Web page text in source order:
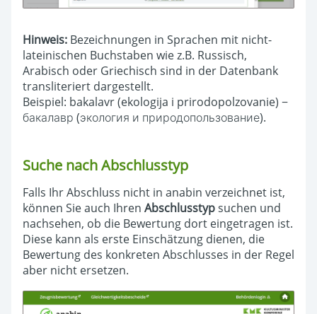
Hinweis: Bezeichnungen in Sprachen mit nicht-
lateinischen Buchstaben wie z.B. Russisch,
Arabisch oder Griechisch sind in der Datenbank
transliteriert dargestellt.
Beispiel: bakalavr (ekologija i prirodopolzovanie) −
бакалавр (экология и природопользование).
Suche nach Abschlusstyp
Falls Ihr Abschluss nicht in anabin verzeichnet ist,
können Sie auch Ihren Abschlusstypsuchen und
nachsehen, ob die Bewertung dort eingetragen ist.
Diese kann als erste Einschätzung dienen, die
Bewertung des konkreten Abschlusses in der Regel
aber nicht ersetzen.